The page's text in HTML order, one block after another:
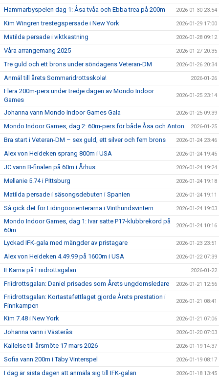
Hammarbyspelen dag 1: Åsa tvåa och Ebba trea på 200m 2026-01-30 23:54
Kim Wingren trestegspersade i New York 2026-01-29 17:00
Matilda persade i viktkastning 2026-01-28 09:12
Våra arrangemang 2025 2026-01-27 20:35
Tre guld och ett brons under söndagens Veteran-DM 2026-01-26 20:34
Anmäl till årets Sommaridrottsskola! 2026-01-26
Flera 200m-pers under tredje dagen av Mondo Indoor
Games
2026-01-25 23:14
Johanna vann Mondo Indoor Games Gala 2026-01-25 09:39
Mondo Indoor Games, dag 2: 60m-pers för både Åsa och Anton 2026-01-25
Bra start i Veteran-DM – sex guld, ett silver och fem brons 2026-01-24 23:46
Alex von Heideken sprang 800m i USA 2026-01-24 19:45
JC vann B-finalen på 60m i Århus 2026-01-24 19:24
Mellanie 5.74 i Pittsburg 2026-01-24 19:18
Matilda persade i säsongsdebuten i Spanien 2026-01-24 19:11
Så gick det för Lidingöorienterarna i Vinthundsvintern 2026-01-24 19:03
Mondo Indoor Games, dag 1: Ivar satte P17-klubbrekord på
60m
2026-01-24 10:16
Lyckad IFK-gala med mängder av pristagare 2026-01-23 23:51
Alex von Heideken 4.49.99 på 1600m i USA 2026-01-22 07:39
IFKarna på Friidrottsgalan 2026-01-22
Friidrottsgalan: Daniel prisades som Årets ungdomsledare 2026-01-21 12:56
Friidrottsgalan: Kortastafettlaget gjorde Årets prestation i
Finnkampen
2026-01-21 08:41
Kim 7.48 i New York 2026-01-21 07:06
Johanna vann i Västerås 2026-01-20 07:03
Kallelse till årsmöte 17 mars 2026 2026-01-19 14:37
Sofia vann 200m i Täby Vinterspel 2026-01-19 08:17
I dag är sista dagen att anmäla sig till IFK-galan 2026-01-18 13:45